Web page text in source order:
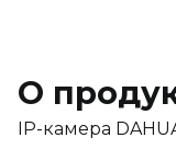
О
IP-камера